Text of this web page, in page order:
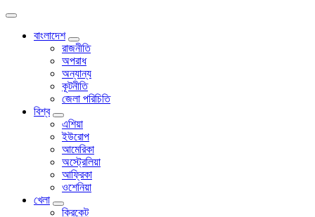
বাংলাদেশ
রাজনীতি
অপরাধ
অন্যান্য
কূটনীতি
জেলা পরিচিতি
বিশ্ব
এশিয়া
ইউরোপ
আমেরিকা
অস্ট্রেলিয়া
আফ্রিকা
ওশেনিয়া
খেলা
ক্রিকেট